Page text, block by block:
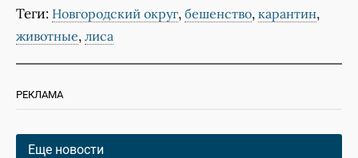
Теги: Новгородский округ, бешенство, карантин,
животные, лиса
РЕКЛАМА
Еще новости